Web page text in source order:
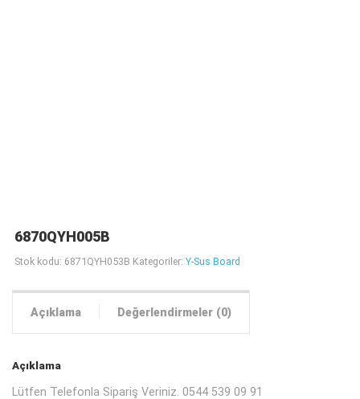
6870QYH005B
Stok kodu: 6871QYH053B Kategoriler: Y-Sus Board
Açıklama Değerlendirmeler (0)
Açıklama
Lütfen Telefonla Sipariş Veriniz. 0544 539 09 91